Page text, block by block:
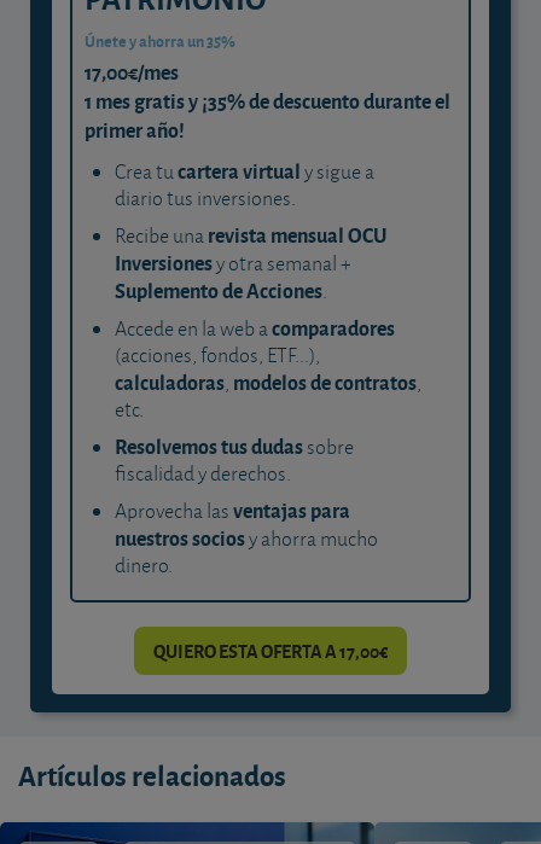
Únete y ahorra un 35%
17,00€/mes
1 mes gratis y ¡35% de descuento durante el
primer año!
Crea tucartera virtualy sigue a
diario tus inversiones.
Recibe unarevista mensual OCU
Inversionesy otra semanal +
Suplemento de Acciones.
Accede en la web acomparadores
(acciones, fondos, ETF...),
calculadoras, modelos de contratos,
etc.
Resolvemos tus dudassobre
fiscalidad y derechos.
Aprovecha lasventajas para
nuestros sociosy ahorra mucho
dinero.
QUIERO ESTA OFERTA A 17,00€
Artículos relacionados